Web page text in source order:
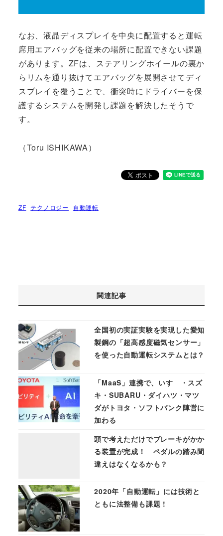
なお、液晶ディスプレイを中央に配置すると運転
席用エアバッグを従来の場所に配置できない課題
があります。ZFは、ステアリングホイールの裏か
らリムを通り抜けてエアバッグを展開させてディ
スプレイを覆うことで、衝突時にドライバーを保
護するシステムを開発し課題を解決したそうで
す。
（Toru ISHIKAWA）
ZF テクノロジー 自動運転
関連記事
全国初の実証実験を実現した愛知
製鋼の「超高感度磁気センサー」
を使った自動運転システムとは？
「MaaS」連携で、いすゞ・スズ
キ・SUBARU・ダイハツ・マツ
ダがトヨタ・ソフトバンク陣営に
加わる
頭で考えただけでブレーキがかか
る装置が完成！ ペダルの踏み間
違えはなくなるかも？
2020年「自動運転」には技術と
ともに法整備も課題 !